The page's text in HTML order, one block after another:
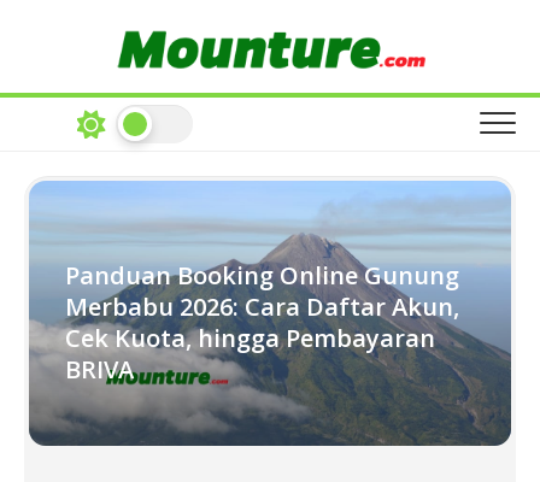
Panduan Booking Online Gunung
Merbabu 2026: Cara Daftar Akun,
Cek Kuota, hingga Pembayaran
BRIVA